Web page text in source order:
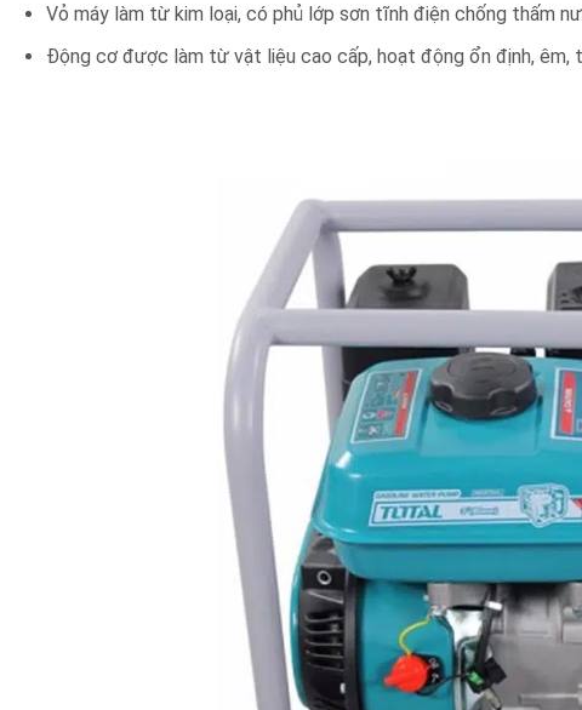
Vỏ máy làm từ kim loại, có phủ lớp sơn tĩnh điện chống thấm
Động cơ được làm từ vật liệu cao cấp, hoạt động ổn định, êm,